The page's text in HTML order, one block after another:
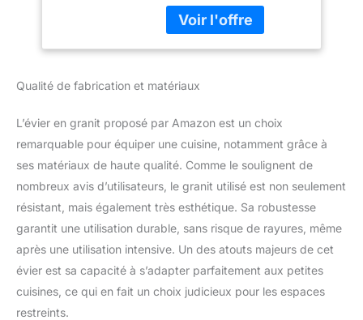
aux meubles à partir de
40 cm de large.
temps.Grâce à
technologies modernes,
l'évier se caractérise par
une résistance
exceptionnelle aux
rayures, à la
décoloration, aux
impacts et aux chocs
thermiques.
CUVE XL
– Avec des dimensions
de 340x390x200 mm,
cet évier peut accueillir
Qualité de fabrication et matériaux
L’évier en granit proposé par Amazon est un choix
remarquable pour équiper une cuisine, notamment grâce à
ses matériaux de haute qualité. Comme le soulignent de
nombreux avis d’utilisateurs, le granit utilisé est non seulement
résistant, mais également très esthétique. Sa robustesse
garantit une utilisation durable, sans risque de rayures, même
après une utilisation intensive. Un des atouts majeurs de cet
évier est sa capacité à s’adapter parfaitement aux petites
cuisines, ce qui en fait un choix judicieux pour les espaces
restreints.